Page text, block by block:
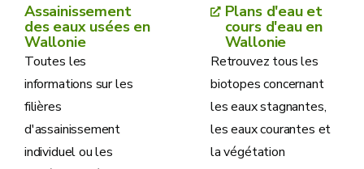
Assainissement
des eaux usées en
Wallonie
Toutes les
informations sur les
filières
d'assainissement
individuel ou les
Plans d'eau et
cours d'eau en
Wallonie
Retrouvez tous les
biotopes concernant
les eaux stagnantes,
les eaux courantes et
la végétation